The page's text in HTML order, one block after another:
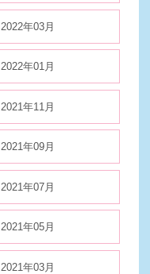
2022年03月
2022年01月
2021年11月
2021年09月
2021年07月
2021年05月
2021年03月